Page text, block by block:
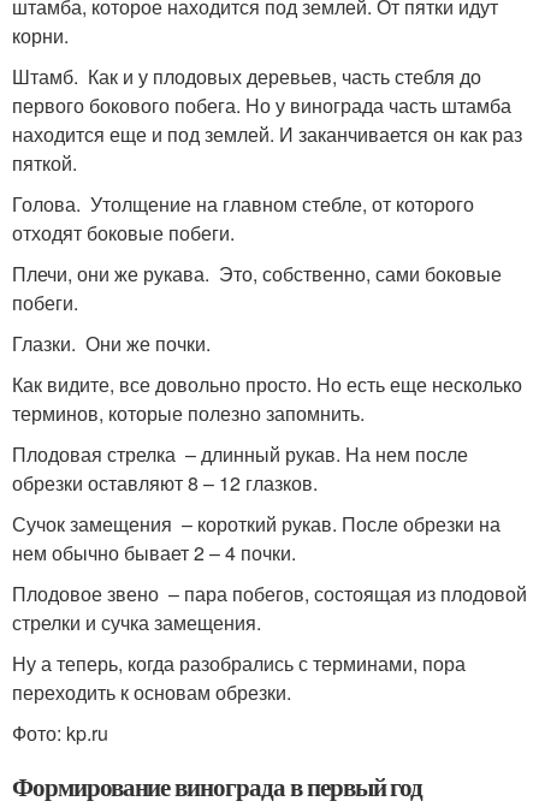
штамба, которое находится под землей. От пятки идут
корни.
Штамб. Как и у плодовых деревьев, часть стебля до
первого бокового побега. Но у винограда часть штамба
находится еще и под землей. И заканчивается он как раз
пяткой.
Голова. Утолщение на главном стебле, от которого
отходят боковые побеги.
Плечи, они же рукава. Это, собственно, сами боковые
побеги.
Глазки. Они же почки.
Как видите, все довольно просто. Но есть еще несколько
терминов, которые полезно запомнить.
Плодовая стрелка – длинный рукав. На нем после
обрезки оставляют 8 – 12 глазков.
Сучок замещения – короткий рукав. После обрезки на
нем обычно бывает 2 – 4 почки.
Плодовое звено – пара побегов, состоящая из плодовой
стрелки и сучка замещения.
Ну а теперь, когда разобрались с терминами, пора
переходить к основам обрезки.
Фото: kp.ru
Формирование винограда в первый год